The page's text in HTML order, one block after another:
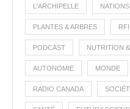
L'ARCHIPELLE
PLANTES & ARBRES
PODCAST NUTRITION
AUTONOMIE MONDE
RADIO CANADA